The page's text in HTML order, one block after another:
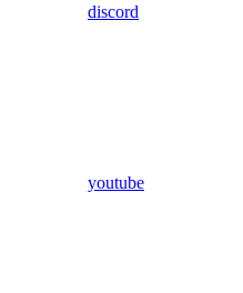
discord
youtube